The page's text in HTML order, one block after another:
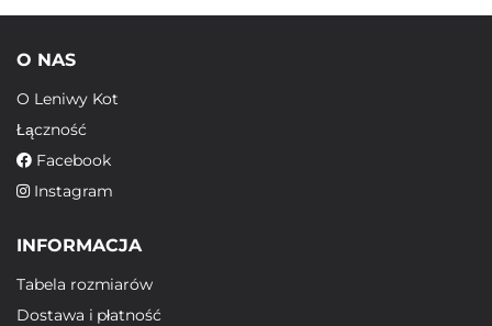
O NAS
O Leniwy Kot
Łączność
Facebook
Instagram
INFORMACJA
Tabela rozmiarów
Dostawa i płatność